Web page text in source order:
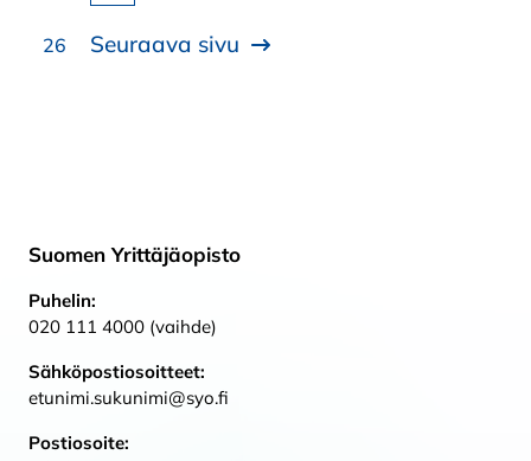
Sivu
26 Seuraava sivu
Suomen Yrittäjäopisto
Puhelin:
020 111 4000 (vaihde)
Sähköpostiosoitteet:
etunimi.sukunimi@syo.fi
Postiosoite: